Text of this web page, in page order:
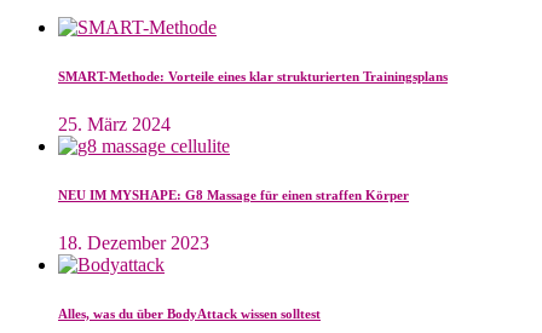
SMART-Methode: Vorteile eines klar strukturierten Trainingsplans
25. März 2024
NEU IM MYSHAPE: G8 Massage für einen straffen Körper
18. Dezember 2023
Alles, was du über BodyAttack wissen solltest